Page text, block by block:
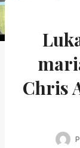
Chris